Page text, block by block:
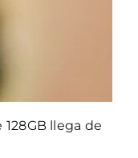
llega de